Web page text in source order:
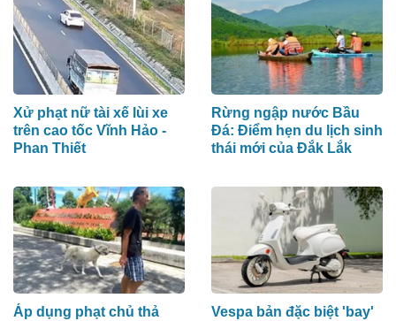
Xử phạt nữ tài xế lùi xe
trên cao tốc Vĩnh Hảo -
Phan Thiết
Rừng ngập nước Bầu
Đá: Điểm hẹn du lịch sinh
thái mới của Đắk Lắk
Áp dụng phạt chủ thả
Vespa bản đặc biệt 'bay'